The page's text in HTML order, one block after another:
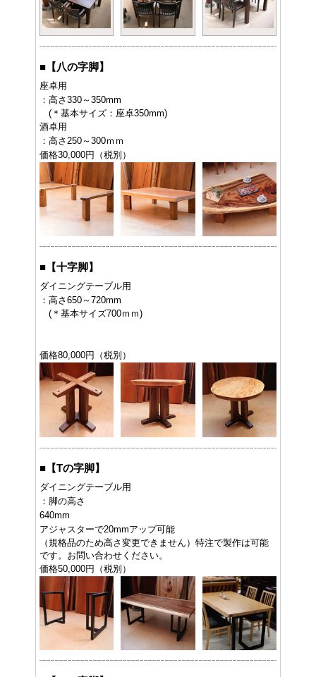
■ 【八の字脚】
座卓用
：高さ330～350mm
(＊基本サイズ：座卓350mm)
酒卓用
：高さ250～300ｍｍ
価格30,000円（税別）
■ 【十字脚】
ダイニングテーブル用
：高さ650～720mm
(＊基本サイズ700ｍｍ)
価格80,000円（税別）
■ 【Tの字脚】
ダイニングテーブル用
：脚の高さ
640mm
アジャスターで20mmアップ可能
（規格品のため高さ変更できません）特注で製作は可能
です。お問い合わせください。
価格50,000円（税別）